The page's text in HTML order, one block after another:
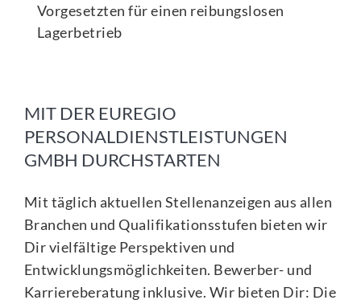
Vorgesetzten für einen reibungslosen
Lagerbetrieb
MIT DER EUREGIO
PERSONALDIENSTLEISTUNGEN
GMBH DURCHSTARTEN
Mit täglich aktuellen Stellenanzeigen aus allen
Branchen und Qualifikationsstufen bieten wir
Dir vielfältige Perspektiven und
Entwicklungsmöglichkeiten. Bewerber- und
Karriereberatung inklusive. Wir bieten Dir: Die